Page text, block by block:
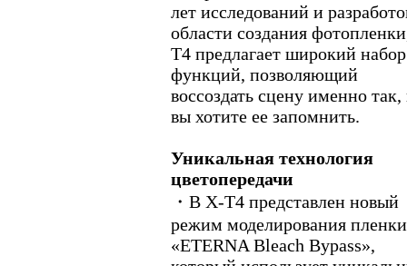
лет исследований и
области создания
T4 предлагает широкий набор
функций, позволяющий
воссоздать сцену именно так,
вы хотите ее запомнить.
Уникальная технология
цветопередачи
・В X-T4 представлен новый
режим моделирования пленки
«ETERNA Bleach Bypass»,